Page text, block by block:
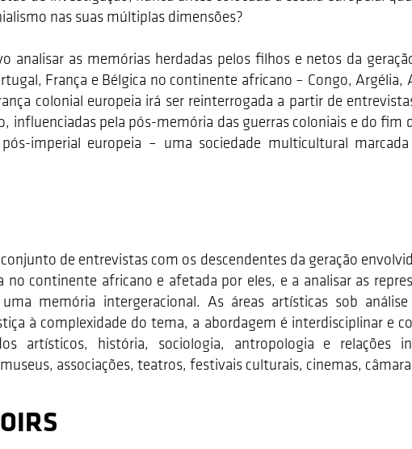
nas suas múltiplas dimensões?
analisar as memórias herdadas pelos filhos e netos da
França e Bélgica no continente africano – Congo, Argélia,
colonial europeia irá ser reinterrogada a partir de
influenciadas pela pós-memória das guerras coloniais e do
imperial europeia – uma sociedade multicultural
de entrevistas com os descendentes da geração
no continente africano e afetada por eles, e a analisar as
uma memória intergeracional. As áreas artísticas sob
à complexidade do tema, a abordagem é interdisciplinar e
artísticos, história, sociologia, antropologia e relações
associações, teatros, festivais culturais, cinemas,